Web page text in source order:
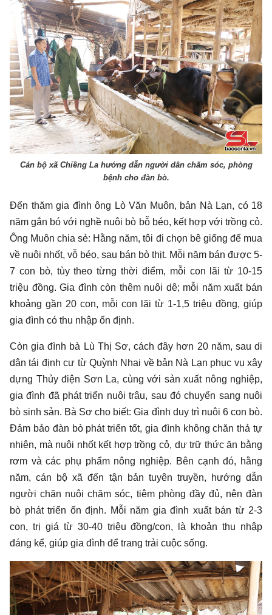
Cán bộ xã Chiềng La hướng dẫn người dân chăm sóc, phòng
bệnh cho đàn bò.
Đến thăm gia đình ông Lò Văn Muôn, bản Nà Lạn, có 18
năm gắn bó với nghề nuôi bò bỗ béo, kết hợp với trồng cỏ.
Ông Muôn chia sẻ: Hằng năm, tôi đi chọn bê giống để mua
về nuôi nhốt, vỗ béo, sau bán bò thịt. Mỗi năm bán được 5-
7 con bò, tùy theo từng thời điểm, mỗi con lãi từ 10-15
triệu đồng. Gia đình còn thêm nuôi dê; mỗi năm xuất bán
khoảng gần 20 con, mỗi con lãi từ 1-1,5 triệu đồng, giúp
gia đình có thu nhập ổn định.
Còn gia đình bà Lù Thị Sơ, cách đây hơn 20 năm, sau di
dân tái định cư từ Quỳnh Nhai về bản Nà Lạn phục vụ xây
dựng Thủy điện Sơn La, cùng với sản xuất nông nghiệp,
gia đình đã phát triển nuôi trâu, sau đó chuyển sang nuôi
bò sinh sản. Bà Sơ cho biết: Gia đình duy trì nuôi 6 con bò.
Đảm bảo đàn bò phát triển tốt, gia đình không chăn thả tự
nhiên, mà nuôi nhốt kết hợp trồng cỏ, dự trữ thức ăn bằng
rơm và các phụ phẩm nông nghiệp. Bên cạnh đó, hằng
năm, cán bộ xã đến tận bản tuyên truyền, hướng dẫn
người chăn nuôi chăm sóc, tiêm phòng đầy đủ, nên đàn
bò phát triển ổn định. Mỗi năm gia đình xuất bán từ 2-3
con, trị giá từ 30-40 triệu đồng/con, là khoản thu nhập
đáng kể, giúp gia đình để trang trải cuộc sống.